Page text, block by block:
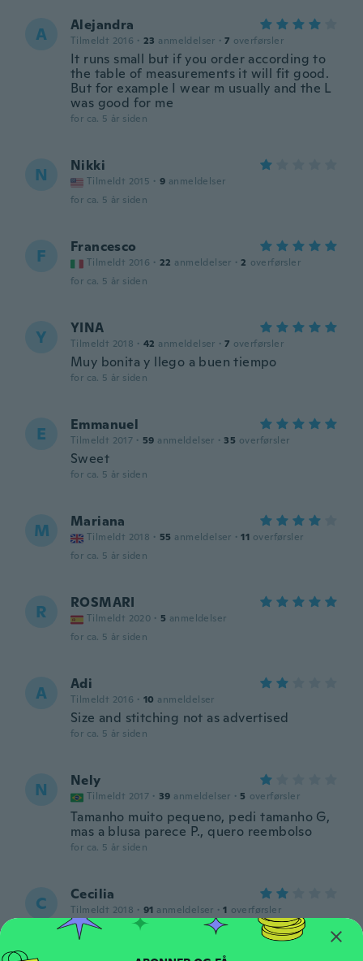
A Alejandra
Tilmeldt 2016 · 23 anmeldelser · 7 overførsler
It runs small but if you order according to
the table of measurements it will fit good.
But for example I wear m usually and the L
was good for me
for ca. 5 år siden
N Nikki
Tilmeldt 2015 · 9 anmeldelser
for ca. 5 år siden
F Francesco
Tilmeldt 2016 · 22 anmeldelser · 2 overførsler
for ca. 5 år siden
Y YINA
Tilmeldt 2018 · 42 anmeldelser · 7 overførsler
Muy bonita y llego a buen tiempo
for ca. 5 år siden
E Emmanuel
Tilmeldt 2017 · 59 anmeldelser · 35 overførsler
Sweet
for ca. 5 år siden
M Mariana
Tilmeldt 2018 · 55 anmeldelser · 11 overførsler
for ca. 5 år siden
R ROSMARI
Tilmeldt 2020 · 5 anmeldelser
for ca. 5 år siden
A Adi
Tilmeldt 2016 · 10 anmeldelser
Size and stitching not as advertised
for ca. 5 år siden
N Nely
Tilmeldt 2017 · 39 anmeldelser · 5 overførsler
Tamanho muito pequeno, pedi tamanho G,
mas a blusa parece P., quero reembolso
for ca. 5 år siden
C Cecilia
Tilmeldt 2018 · 91 anmeldelser · 1 overførsler
for ca. 5 år siden